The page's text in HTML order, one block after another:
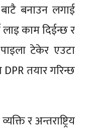
बनाउन लगाई
काम दिईन्छ र
टेकेर एउटा
DPR तयार गरिन्छ
र अन्तराष्ट्रिय